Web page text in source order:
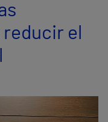
el